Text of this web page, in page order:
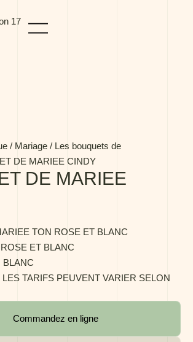
/ Mariage / Les bouquets de
DE MARIEE CINDY
DE MARIEE
TON ROSE ET BLANC
ET BLANC
BLANC
TARIFS PEUVENT VARIER SELON
Commandez en ligne